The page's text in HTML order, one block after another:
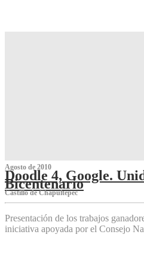
Agosto de 2010
Doodle 4, Google.
Bicentenario
Castillo de Chapultepec
Presentación de los trabajos
iniciativa apoyada por el Consejo